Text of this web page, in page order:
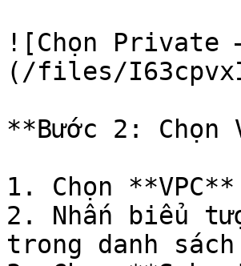
![Chọn Private
(/files/
**Bước 2: Chọn
1. Chọn
2. Nhấn biểu
trong danh sách